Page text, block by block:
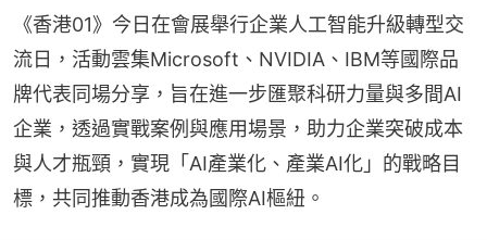
《香港01》今日在會展舉行企業人工智能升級轉型交
流日，活動雲集Microsoft、NVIDIA、IBM等國際品
牌代表同場分享，旨在進一步匯聚科研力量與多間AI
企業，透過實戰案例與應用場景，助力企業突破成本
與人才瓶頸，實現「AI產業化、產業AI化」的戰略目
標，共同推動香港成為國際AI樞紐。